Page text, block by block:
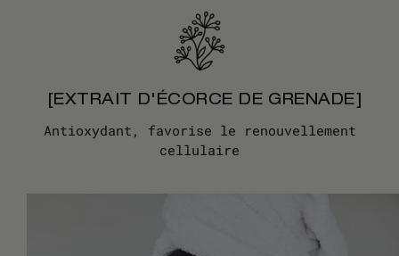
[EXTRAIT D'ÉCORCE DE GRENADE]
Antioxydant, favorise le renouvellement
cellulaire